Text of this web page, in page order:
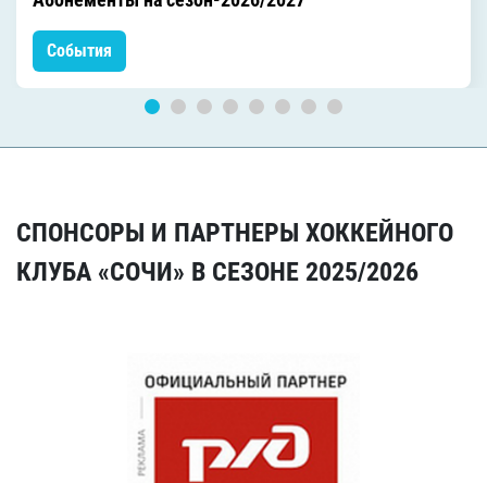
События
СПОНСОРЫ И ПАРТНЕРЫ ХОККЕЙНОГО
КЛУБА «СОЧИ» В СЕЗОНЕ 2025/2026